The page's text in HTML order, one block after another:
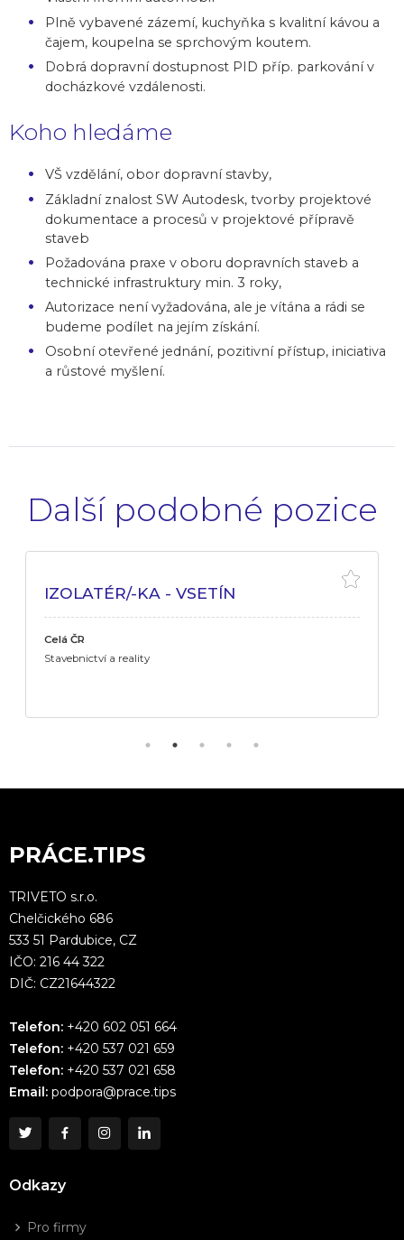
Plně vybavené zázemí, kuchyňka s kvalitní kávou a
čajem, koupelna se sprchovým koutem.
Dobrá dopravní dostupnost PID příp. parkování v
docházkové vzdálenosti.
Koho hledáme
VŠ vzdělání, obor dopravní stavby,
Základní znalost SW Autodesk, tvorby projektové
dokumentace a procesů v projektové přípravě
staveb
Požadována praxe v oboru dopravních staveb a
technické infrastruktury min. 3 roky,
Autorizace není vyžadována, ale je vítána a rádi se
budeme podílet na jejím získání.
Osobní otevřené jednání, pozitivní přístup, iniciativa
a růstové myšlení.
Další podobné pozice
IZOLATÉR/-KA - VSETÍN
Celá ČR
Stavebnictví a reality
PRÁCE.TIPS
TRIVETO s.r.o.
Chelčického 686
533 51 Pardubice, CZ
IČO: 216 44 322
DIČ: CZ21644322
Telefon: +420 602 051 664
Telefon: +420 537 021 659
Telefon: +420 537 021 658
Email: podpora@prace.tips
Odkazy
Pro firmy